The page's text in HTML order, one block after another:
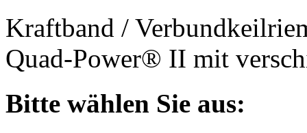
Kraftband /
Quad-Power® II mit
Bitte wählen Sie aus: